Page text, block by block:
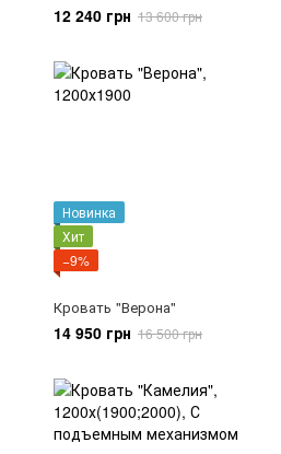
12 240 грн 13 600 грн
Новинка
Хит
−9%
Кровать "Верона"
14 950 грн 16 500 грн